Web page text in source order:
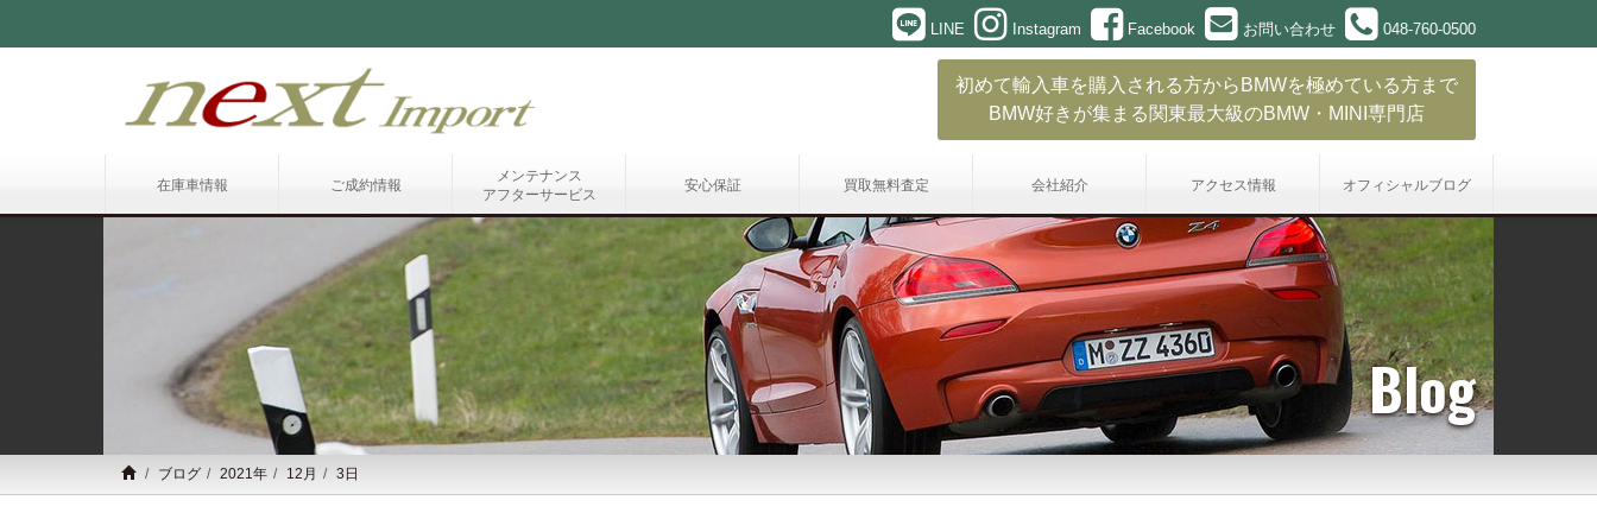
LINE Instagram Facebook お問い合わせ 048-760-0500
初めて輸入車を購入される方からBMWを極めている方まで
BMW好きが集まる関東最大級のBMW・MINI専門店
在庫車情報 ご成約情報
メンテナンス
アフターサービス
安心保証 買取無料査定 会社紹介 アクセス情報 オフィシャルブログ
Blog
ブログ 2021年 12月 3日